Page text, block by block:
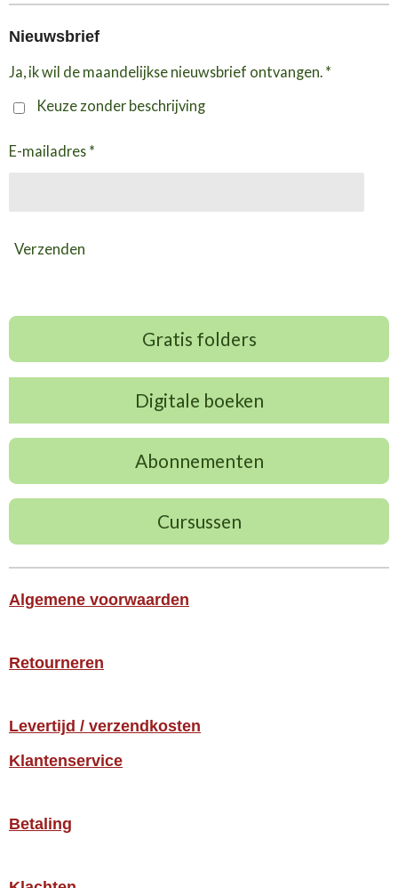
Nieuwsbrief
Ja, ik wil de maandelijkse nieuwsbrief ontvangen. *
Keuze zonder beschrijving
E-mailadres *
Verzenden
Gratis folders
Digitale boeken
Abonnementen
Cursussen
Algemene voorwaarden
Retourneren
Levertijd / verzendkosten
Klantenservice
Betaling